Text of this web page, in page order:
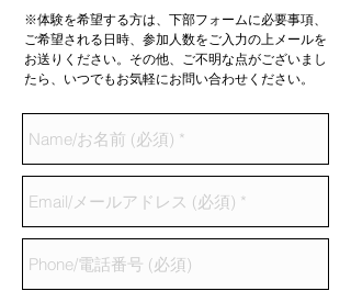
※体験を希望する方は、下部フォームに必要事項、
ご希望される日時、参加人数をご入力の上メールを
お送りください。その他、ご不明な点がございまし
たら、いつでもお気軽にお問い合わせください。